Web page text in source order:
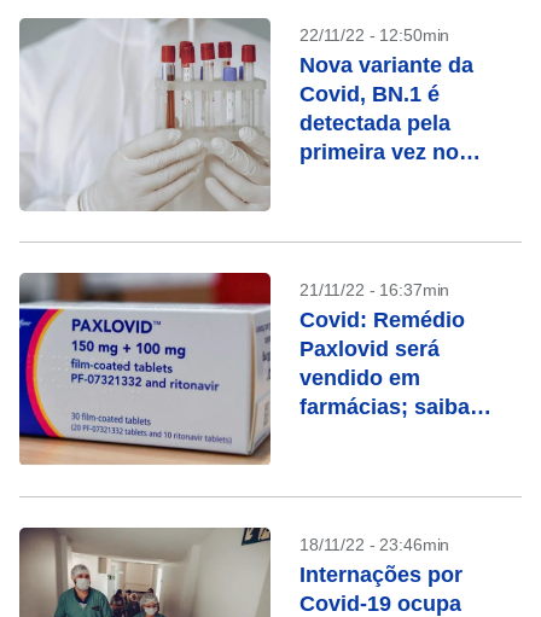
22/11/22 - 12:50min
Nova variante da
Covid, BN.1 é
detectada pela
primeira vez no
21/11/22 - 16:37min
Covid: Remédio
Paxlovid será
vendido em
farmácias; saiba
18/11/22 - 23:46min
Internações por
Covid-19 ocupa